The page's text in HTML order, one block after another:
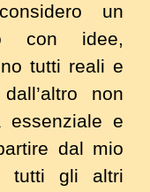
un
con idee,
tutti reali e
non
essenziale e
dal mio
tutti gli altri